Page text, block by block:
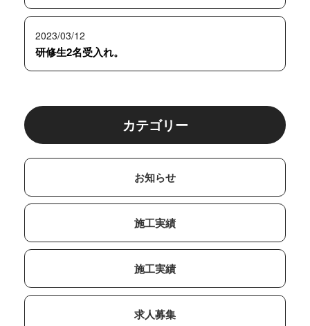
2023/03/12
研修生2名受入れ。
カテゴリー
お知らせ
施工実績
施工実績
求人募集